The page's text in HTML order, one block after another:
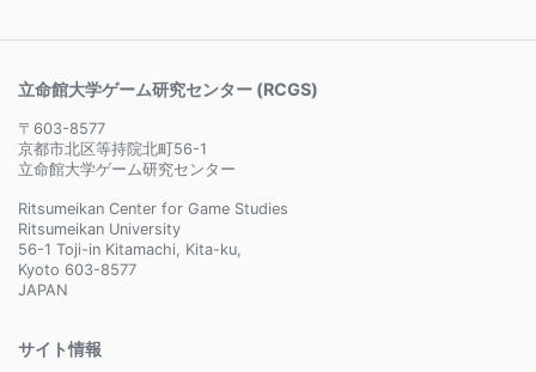
立命館大学ゲーム研究センター (RCGS)
〒603-8577
京都市北区等持院北町56-1
立命館大学ゲーム研究センター
Ritsumeikan Center for Game Studies
Ritsumeikan University
56-1 Toji-in Kitamachi, Kita-ku,
Kyoto 603-8577
JAPAN
サイト情報